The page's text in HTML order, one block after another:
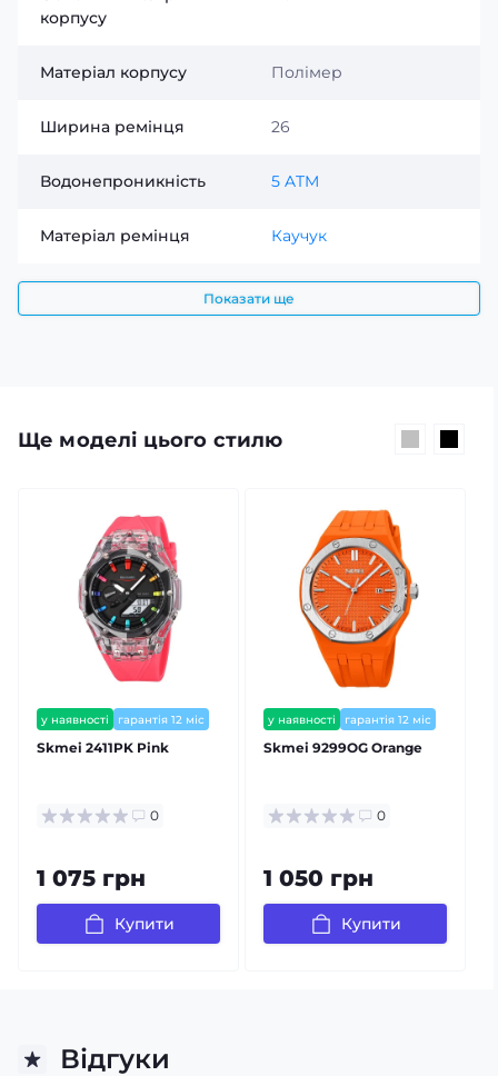
корпусу
Матеріал корпусу Полімер
Ширина ремінця 26
Водонепроникність 5 ATM
Матеріал ремінця Каучук
Показати ще
Ще моделі цього стилю
у наявності гарантія 12 міс
Skmei 2411PK Pink
0
1 075 грн
Купити
у наявності гарантія 12 міс
Skmei 9299OG Orange
0
1 050 грн
Купити
Відгуки